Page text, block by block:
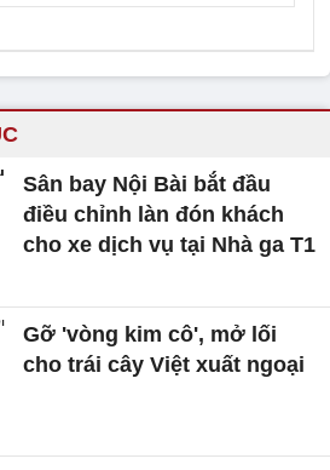
Sân bay Nội Bài bắt đầu
điều chỉnh làn đón khách
cho xe dịch vụ tại Nhà ga T1
Gỡ 'vòng kim cô', mở lối
cho trái cây Việt xuất ngoại